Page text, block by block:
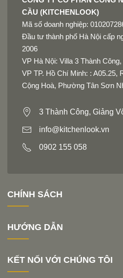
CẦU (KITCHENLOOK)
Mã số doanh nghiệp:
Đầu tư thành phố Hà Nội cấp
2006
VP Hà Nội: Villa 3 Thành
VP TP. Hồ Chí Minh: : A05.25,
Cộng Hoà, Phường Tân Sơn
3 Thành Công, Giảng
info@kitchenlook.vn
0902 155 058
CHÍNH SÁCH
HƯỚNG DẪN
KẾT NỐI VỚI CHÚNG TÔI